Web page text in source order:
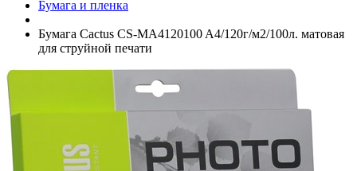
Бумага и пленка
Бумага Cactus CS-MA4120100 A4/­120г/­м2/­100л. матовая
для струйной печати